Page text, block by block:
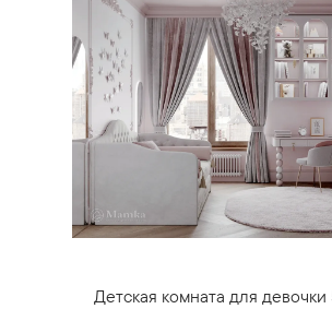
Детская комната для девочки